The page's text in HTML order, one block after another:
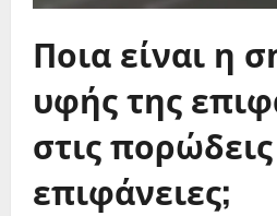
Ποια είναι η
υφής της
στις
επιφάνειες;